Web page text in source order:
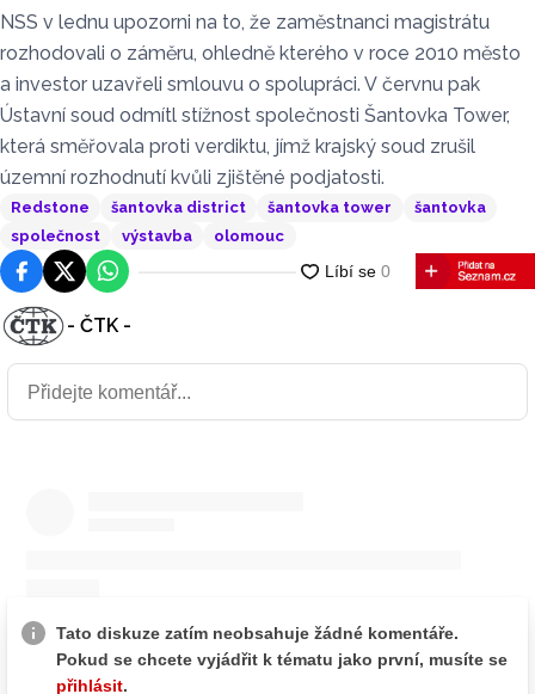
NSS v lednu upozorni na to, že zaměstnanci magistrátu
rozhodovali o záměru, ohledně kterého v roce 2010 město
a investor uzavřeli smlouvu o spolupráci. V červnu pak
Ústavní soud odmítl stížnost společnosti Šantovka Tower,
která směřovala proti verdiktu, jímž krajský soud zrušil
územní rozhodnutí kvůli zjištěné podjatosti.
Redstone šantovka district šantovka tower
šantovka
společnost
výstavba olomouc
FacebookPlatforma X
WhatsApp
- ČTK -